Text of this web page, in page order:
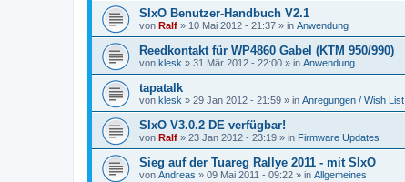
SIxO Benutzer-Handbuch V2.1
von Ralf » 10 Mai 2012 - 21:37 » in Anwendung
Reedkontakt für WP4860 Gabel (KTM 950/990)
von klesk » 31 Mär 2012 - 22:00 » in Anwendung
tapatalk
von klesk » 29 Jan 2012 - 21:59 » in Anregungen / Wish List
SIxO V3.0.2 DE verfügbar!
von Ralf » 23 Jan 2012 - 23:19 » in Firmware Updates
Sieg auf der Tuareg Rallye 2011 - mit SIxO
von Andreas » 09 Mai 2011 - 09:22 » in Allgemeines